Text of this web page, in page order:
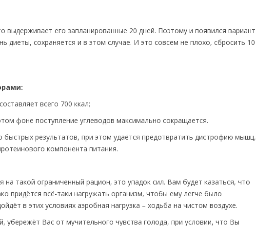
выдерживает его запланированные 20 дней. Поэтому и появился вариант
диеты, сохраняется и в этом случае. И это совсем не плохо, сбросить 10
всего 700 ккал;
фоне поступление углеводов максимально сокращается.
быстрых результатов, при этом удаётся предотвратить дистрофию мышц,
компонента питания.
такой ограниченный рацион, это упадок сил. Вам будет казаться, что
придётся всё-таки нагружать организм, чтобы ему легче было
в этих условиях аэробная нагрузка – ходьба на чистом воздухе.
убережёт Вас от мучительного чувства голода, при условии, что Вы